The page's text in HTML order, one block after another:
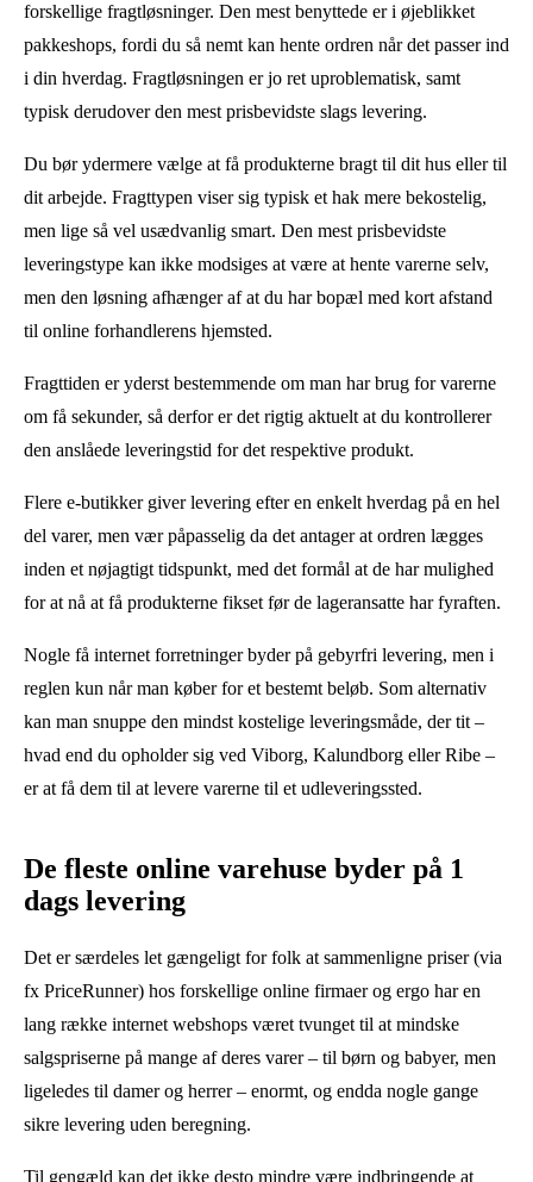
forskellige fragtløsninger. Den mest benyttede er i øjeblikket
pakkeshops, fordi du så nemt kan hente ordren når det passer ind
i din hverdag. Fragtløsningen er jo ret uproblematisk, samt
typisk derudover den mest prisbevidste slags levering.
Du bør ydermere vælge at få produkterne bragt til dit hus eller til
dit arbejde. Fragttypen viser sig typisk et hak mere bekostelig,
men lige så vel usædvanlig smart. Den mest prisbevidste
leveringstype kan ikke modsiges at være at hente varerne selv,
men den løsning afhænger af at du har bopæl med kort afstand
til online forhandlerens hjemsted.
Fragttiden er yderst bestemmende om man har brug for varerne
om få sekunder, så derfor er det rigtig aktuelt at du kontrollerer
den anslåede leveringstid for det respektive produkt.
Flere e-butikker giver levering efter en enkelt hverdag på en hel
del varer, men vær påpasselig da det antager at ordren lægges
inden et nøjagtigt tidspunkt, med det formål at de har mulighed
for at nå at få produkterne fikset før de lageransatte har fyraften.
Nogle få internet forretninger byder på gebyrfri levering, men i
reglen kun når man køber for et bestemt beløb. Som alternativ
kan man snuppe den mindst kostelige leveringsmåde, der tit –
hvad end du opholder sig ved Viborg, Kalundborg eller Ribe –
er at få dem til at levere varerne til et udleveringssted.
De fleste online varehuse byder på 1
dags levering
Det er særdeles let gængeligt for folk at sammenligne priser (via
fx PriceRunner) hos forskellige online firmaer og ergo har en
lang række internet webshops været tvunget til at mindske
salgspriserne på mange af deres varer – til børn og babyer, men
ligeledes til damer og herrer – enormt, og endda nogle gange
sikre levering uden beregning.
Til gengæld kan det ikke desto mindre være indbringende at